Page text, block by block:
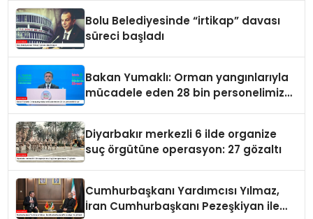
Bolu Belediyesinde “irtikap” davası
süreci başladı
Bakan Yumaklı: Orman yangınlarıyla
mücadele eden 28 bin personelimiz
Diyarbakır merkezli 6 ilde organize
suç örgütüne operasyon: 27 gözaltı
Cumhurbaşkanı Yardımcısı Yılmaz,
İran Cumhurbaşkanı Pezeşkiyan ile